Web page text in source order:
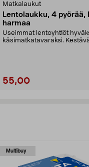
Matkalaukut
Lentolaukku, 4 pyörää,
harmaa
Useimmat lentoyhtiöt
käsimatkatavaraksi.
55,00
Multibuy